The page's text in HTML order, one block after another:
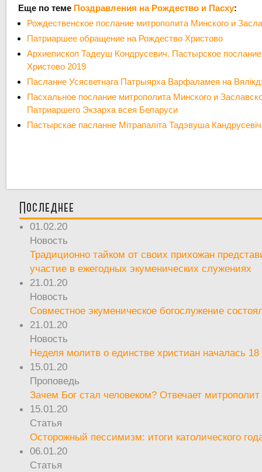
Еще по теме Поздравления на Рождество и Пасху:
Рождественское послание митрополита Минского и
Патриаршее обращение на Рождество Христово
Архиепископ Тадеуш Кондрусевич. Пастырское
Христово 2019
Пасланне Усясветнага Патрыярха Варфаламея на
Пасхальное послание митрополита Минского и
Патриаршего Экзарха всея Беларуси
Пастырскае пасланне Мітрапаліта Тадэвуша
Последнее
01.02.20
Новость
Традиционно тайком от своих прихожан
участие в ежегодных экуменических служениях
21.01.20
Новость
Совместное экуменическое богослужение
21.01.20
Новость
Неделя молитв о единстве христиан началась 18
15.01.20
Проповедь
Зачем Бог стал человеком? Отвечает
15.01.20
Статья
Осторожный пессимизм: итоги католического
06.01.20
Статья